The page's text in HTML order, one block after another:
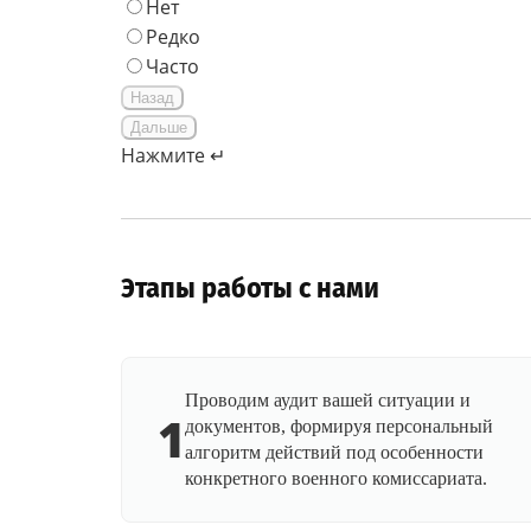
Нет
Редко
Часто
Назад
Дальше
Нажмите ↵
Этапы работы с нами
1
Проводим аудит вашей ситуации и
документов, формируя персональный
алгоритм действий под особенности
конкретного военного комиссариата.